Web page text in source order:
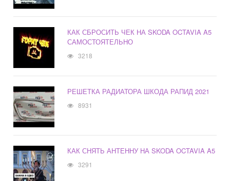
КАК СБРОСИТЬ ЧЕК НА SKODA OCTAVIA A5
САМОСТОЯТЕЛЬНО
3218
РЕШЕТКА РАДИАТОРА ШКОДА РАПИД 2021
8931
КАК СНЯТЬ АНТЕННУ НА SKODA OCTAVIA A5
3291